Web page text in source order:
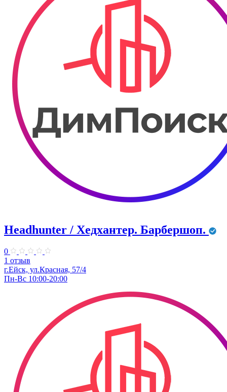
Headhunter / Хедхантер. Барбершоп.
0
1 отзыв
г.Ейск, ул.Красная, 57/4
Пн-Вс 10:00-20:00